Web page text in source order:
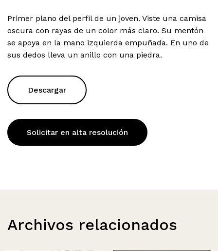
Primer plano del perfil de un joven. Viste una camisa
oscura con rayas de un color más claro. Su mentón
se apoya en la mano izquierda empuñada. En uno de
sus dedos lleva un anillo con una piedra.
Descargar
Solicitar en alta resolución
Archivos relacionados